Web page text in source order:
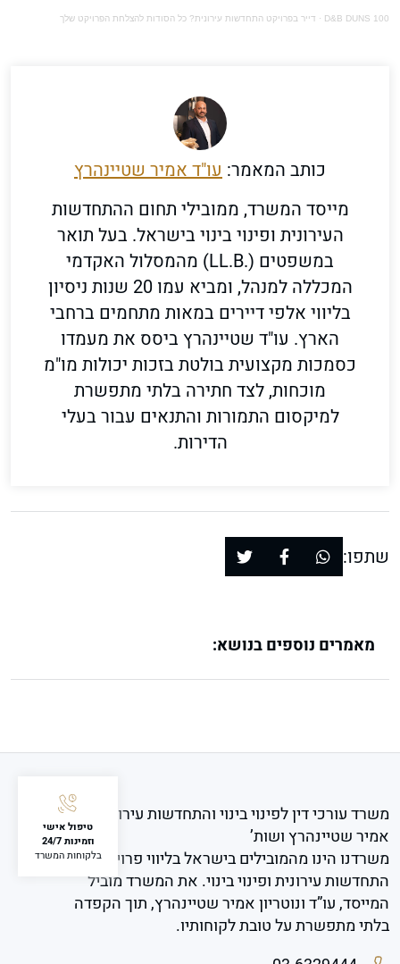
D&B DUNS 100
· דייר בפרויקט התחדשות עירונית? כל הסודות להצלחת הפרויקט שלך
כותב המאמר: עו"ד אמיר שטיינהרץ
מייסד המשרד, ממובילי תחום ההתחדשות
העירונית ופינוי בינוי בישראל. בעל תואר
במשפטים (.LL.B) מהמסלול האקדמי
המכללה למנהל, ומביא עמו 20 שנות ניסיון
בליווי אלפי דיירים במאות מתחמים ברחבי
הארץ. עו"ד שטיינהרץ ביסס את מעמדו
כסמכות מקצועית בולטת בזכות יכולות מו"מ
מוכחות, לצד חתירה בלתי מתפשרת
למיקסום התמורות והתנאים עבור בעלי
הדירות.
שתפו:
מאמרים נוספים בנושא:
משרד עורכי דין לפינוי בינוי והתחדשות עירונית
אמיר שטיינהרץ ושות’
משרדנו הינו מהמובילים בישראל בליווי פרויקטים של
התחדשות עירונית ופינוי בינוי. את המשרד מוביל
המייסד, עו”ד ונוטריון אמיר שטיינהרץ, תוך הקפדה
בלתי מתפשרת על טובת לקוחותיו.
טיפול אישי
וזמינות 24/7
בלקוחות המשרד